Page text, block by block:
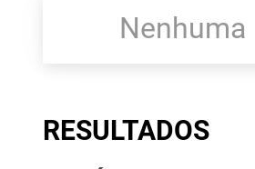
RESULTADOS